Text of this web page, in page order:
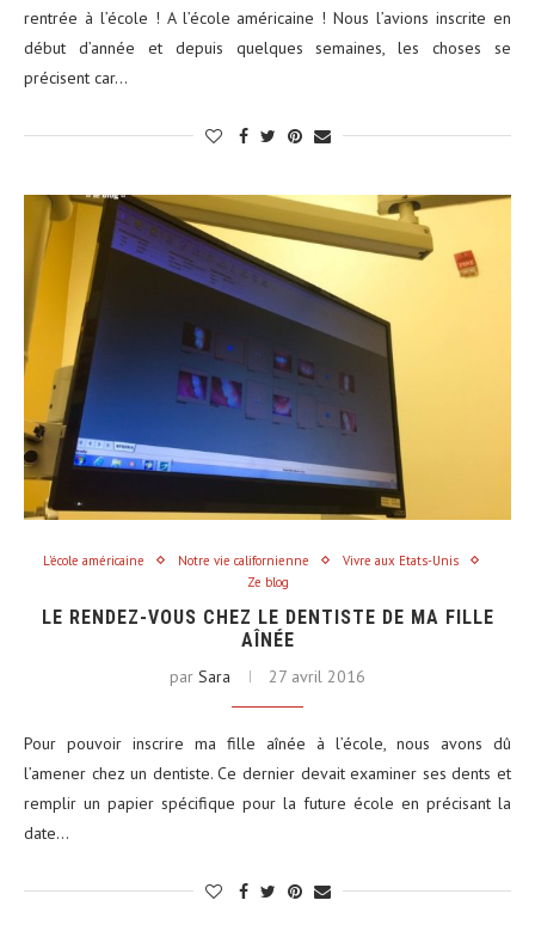
rentrée à l’école ! A l’école américaine ! Nous l’avions inscrite en
début d’année et depuis quelques semaines, les choses se
précisent car…
L'école américaine Notre vie californienne
Vivre aux Etats-Unis
Ze blog
LE RENDEZ-VOUS CHEZ LE DENTISTE DE MA FILLE
AÎNÉE
par Sara 27 avril 2016
Pour pouvoir inscrire ma fille aînée à l’école, nous avons dû
l’amener chez un dentiste. Ce dernier devait examiner ses dents et
remplir un papier spécifique pour la future école en précisant la
date…